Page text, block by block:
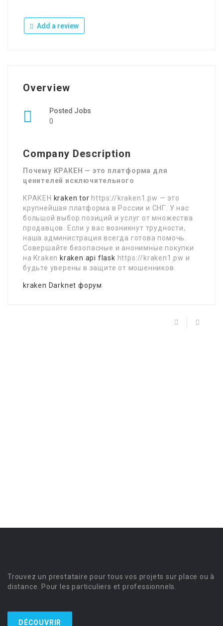
Add a review
Overview
Posted Jobs
0
Company Description
Почему КРАКЕН — это платформа для
ценителей исключительного
КРАКЕН kraken tor https://kraken1.pw — это
крупнейшая платформа в России и СНГ. У нас
большой выбор позиций и услуг от множества
продавцов. Если у вас возникнут трудности,
наша администрация всегда готова помочь.
Совершайте безопасные и анонимные покупки
на Kraken kraken api flask https://kraken1.pw и
будьте уверены в защите от мошенников.
kraken Darknet форум
Trouvez un prestataire pour tous vos projets sur place ou à
distance. Pour les particuliers et professionnels.
DÉCOUVRIR